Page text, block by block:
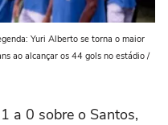
Yuri Alberto se torna o maior
ao alcançar os 44 gols no estádio /
a 0 sobre o Santos,